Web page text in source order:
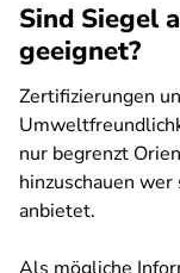
Sind Siegel
geeignet?
Zertifizierungen
nur begrenzt
hinzuschauen
anbietet.